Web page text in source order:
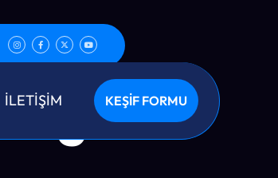
İLETİŞİM KEŞİF FORMU